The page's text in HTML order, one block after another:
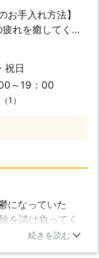
せないことはあり
臭対策もお任せ
るということは、
てしまう可能性が
平気でも、いずれ
二次被害を引き起
ないとは言い切れ
お手入れ方法】
れを癒してくれ
」の1つです。お
つろいで疲れを取
ビがたまって汚い
してしまいます。
積されると、浴槽
日頃のお手入れ
その日中に取って
に全体をシャワー
くスポンジでこす
祝日
～19：00
（1）
になっていた
を請け負ってく
ス」を見つけま
続きを読む